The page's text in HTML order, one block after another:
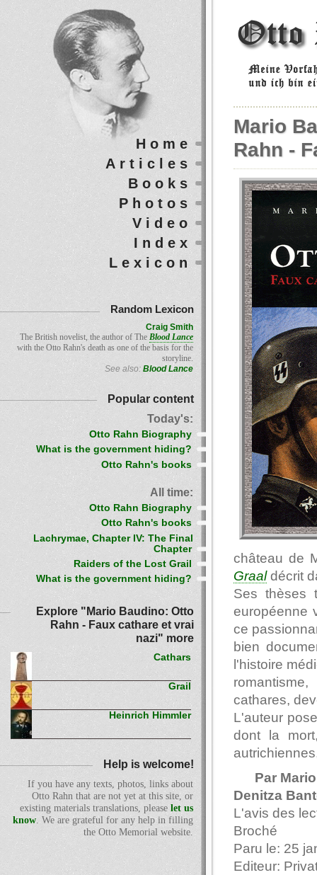
Mario
Rahn -
château de
Graaldécrit
Ses thèses
européenne
ce
bien
l'histoire
cathares,
L'auteur
dont la
Par
Denitza
L'avis des
Broché
Paru le: 25
Editeur:
Home
Articles
Books
Photos
Video
Index
Lexicon
Random Lexicon
Craig Smith
The British novelist, the author of The Blood Lance
with the Otto Rahn's death as one of the basis for the
storyline.
See also: Blood Lance
Popular content
Today's:
Otto Rahn Biography
What is the government hiding?
Otto Rahn's books
All time:
Otto Rahn Biography
Otto Rahn's books
Lachrymae, Chapter IV: The Final
Chapter
Raiders of the Lost Grail
What is the government hiding?
Explore "Mario Baudino: Otto
Rahn - Faux cathare et vrai
nazi" more
Cathars
Grail
Heinrich Himmler
Help is welcome!
If you have any texts, photos, links about
Otto Rahn that are not yet at this site, or
existing materials translations, please let us
know. We are grateful for any help in filling
the Otto Memorial website.